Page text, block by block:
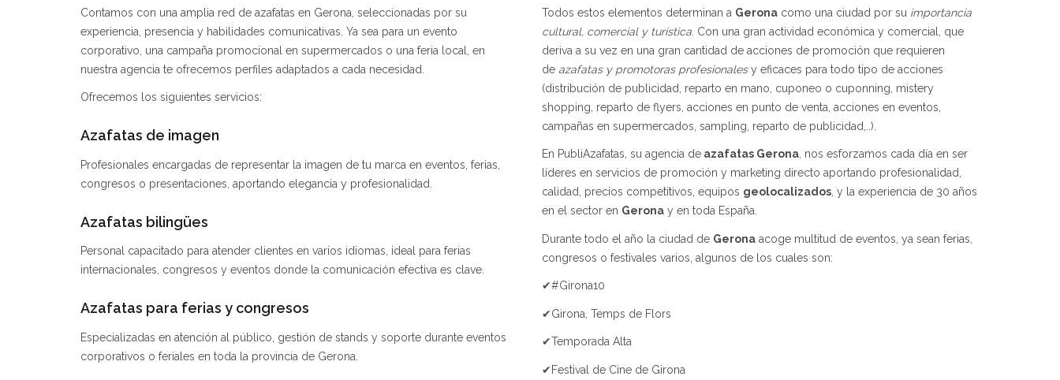
Contamos con una amplia red de azafatas en Gerona, seleccionadas por su
experiencia, presencia y habilidades comunicativas. Ya sea para un evento
corporativo, una campaña promocional en supermercados o una feria local, en
nuestra agencia te ofrecemos perfiles adaptados a cada necesidad.
Ofrecemos los siguientes servicios:
Azafatas de imagen
Profesionales encargadas de representar la imagen de tu marca en eventos, ferias,
congresos o presentaciones, aportando elegancia y profesionalidad.
Azafatas bilingües
Personal capacitado para atender clientes en varios idiomas, ideal para ferias
internacionales, congresos y eventos donde la comunicación efectiva es clave.
Azafatas para ferias y congresos
Especializadas en atención al público, gestión de stands y soporte durante eventos
corporativos o feriales en toda la provincia de Gerona.
Todos estos elementos determinan a Gerona como una ciudad por su importancia
cultural, comercial y turística . Con una gran actividad económica y comercial, que
deriva a su vez en una gran cantidad de acciones de promoción que requieren
de azafatas y promotoras profesionalesy eficaces para todo tipo de acciones
(distribución de publicidad, reparto en mano, cuponeo o cuponning, mistery
shopping, reparto de flyers, acciones en punto de venta, acciones en eventos,
campañas en supermercados, sampling, reparto de publicidad,..).
En PubliAzafatas, su agencia de azafatas Gerona , nos esforzamos cada día en ser
líderes en servicios de promoción y marketing directo aportando profesionalidad,
calidad, precios competitivos, equipos geolocalizados , y la experiencia de 30 años
en el sector en Gerona y en toda España.
Durante todo el año la ciudad de Gerona acoge multitud de eventos, ya sean ferias,
congresos o festivales varios, algunos de los cuales son:
✔#Girona10
✔Girona, Temps de Flors
✔Temporada Alta
✔Festival de Cine de Girona